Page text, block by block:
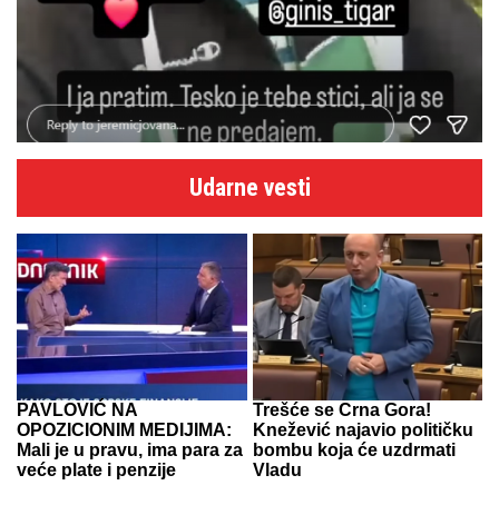
Udarne vesti
PAVLOVIĆ NA
OPOZICIONIM MEDIJIMA:
Mali je u pravu, ima para za
veće plate i penzije
Trešće se Crna Gora!
Knežević najavio političku
bombu koja će uzdrmati
Vladu